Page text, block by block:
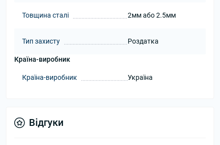
Товщина сталі 2мм або 2.5мм
Тип захисту Роздатка
Країна-виробник
Країна-виробник Україна
Відгуки